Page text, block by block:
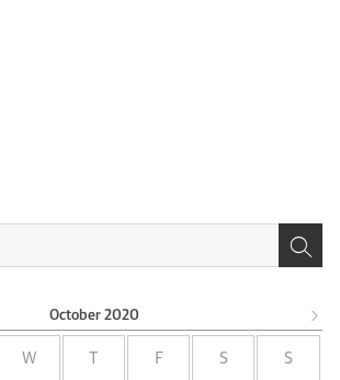
October 2020
W F S S